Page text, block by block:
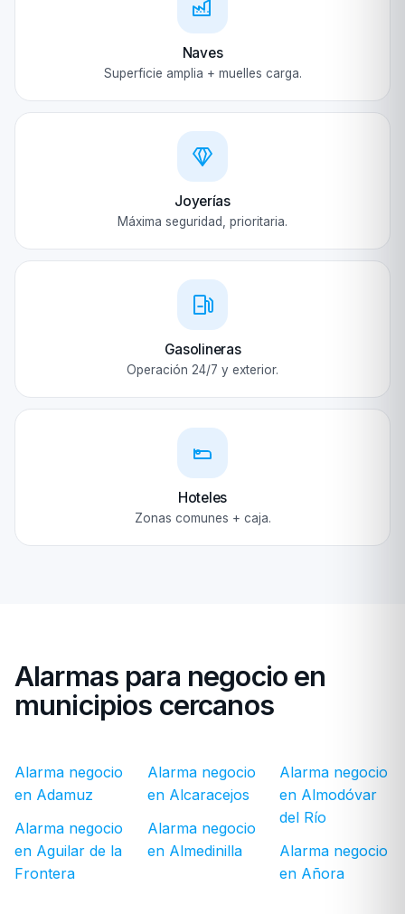
Naves
Superficie amplia + muelles carga.
Joyerías
Máxima seguridad, prioritaria.
Gasolineras
Operación 24/7 y exterior.
Hoteles
Zonas comunes + caja.
Alarmas para negocio en
municipios cercanos
Alarma negocio
en Adamuz
Alarma negocio
en Aguilar de la
Frontera
Alarma negocio
en Alcaracejos
Alarma negocio
en Almedinilla
Alarma negocio
en Almodóvar
del Río
Alarma negocio
en Añora